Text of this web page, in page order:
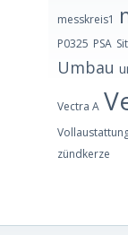
messkreis1
P0325 PSA
Umbau
Vectra A
zündkerze